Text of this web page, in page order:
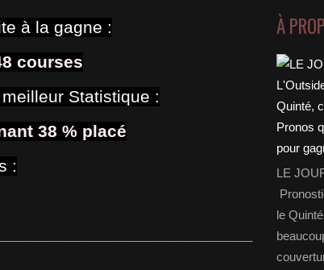
à la gagne :
courses
Statistique :
38 % placé
:
À
LE
le